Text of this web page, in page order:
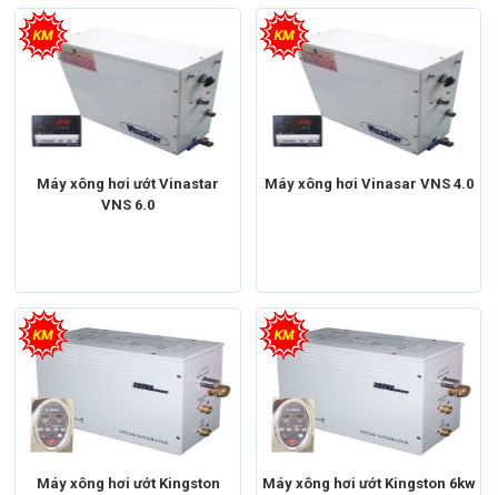
Máy xông hơi ướt Vinastar
VNS 6.0
Máy xông hơi Máy xông hơi ướt
Máy xông hơi Vinasar VNS 4.0
Máy xông hơi Máy xông hơi ướt
Máy xông hơi ướt Kingston
Máy xông hơi
Máy xông hơi ướt
Xuất xứ
Trung Quốc
Máy xông hơi ướt Kingston 6kw
Máy xông hơi
Máy xông hơi ướt
Xuất xứ
Trung Quốc